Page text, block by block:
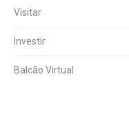
Visitar
Investir
Balcão Virtual